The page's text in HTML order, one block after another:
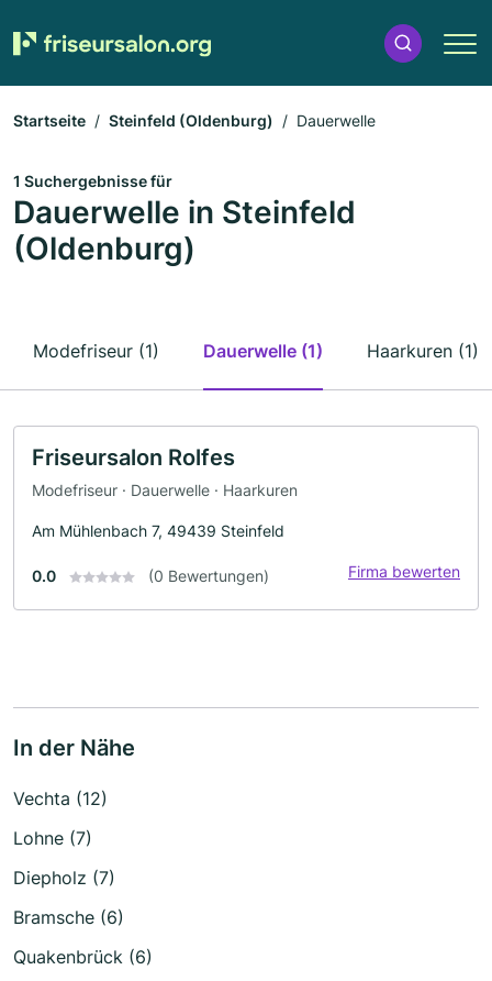
Startseite Steinfeld (Oldenburg) Dauerwelle
1 Suchergebnisse für
Dauerwelle in Steinfeld
(Oldenburg)
Modefriseur (1) Dauerwelle (1) Haarkuren (1)
Friseursalon Rolfes
Modefriseur · Dauerwelle · Haarkuren
Am Mühlenbach 7, 49439 Steinfeld
0.0 (0 Bewertungen) Firma bewerten
In der Nähe
Vechta (12)
Lohne (7)
Diepholz (7)
Bramsche (6)
Quakenbrück (6)